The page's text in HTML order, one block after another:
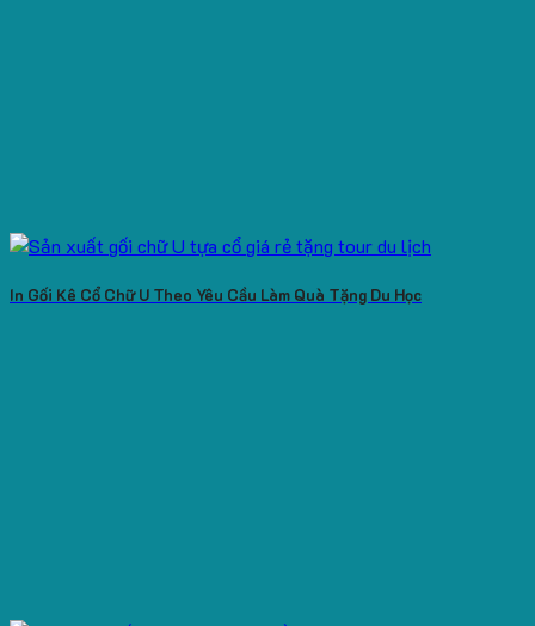
In Gối Kê Cổ Chữ U Theo Yêu Cầu Làm Quà Tặng Du Học